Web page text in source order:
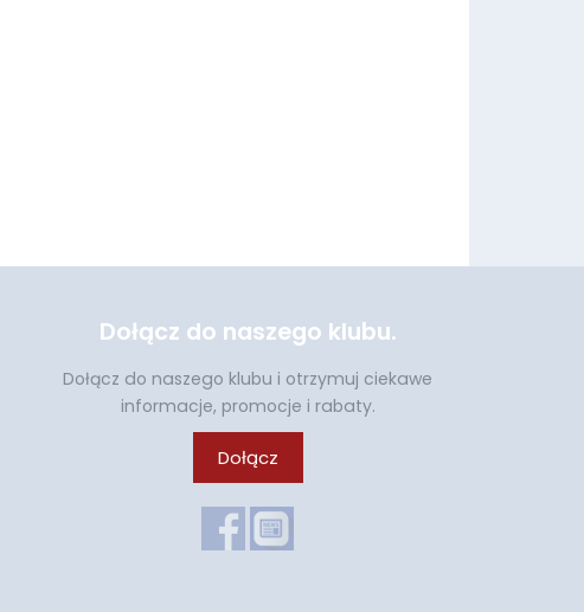
Dołącz do naszego klubu.
Dołącz do naszego klubu i otrzymuj ciekawe
informacje, promocje i rabaty.
Dołącz